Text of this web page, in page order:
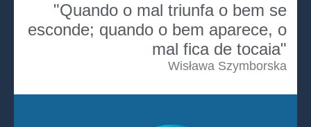
"Quando o mal triunfa o bem se
esconde; quando o bem aparece, o
mal fica de tocaia"
Wisława Szymborska